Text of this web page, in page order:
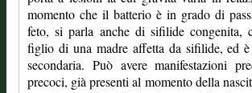
momento che il batterio è in grado di
feto, si parla anche di sifilide congenita,
figlio di una madre affetta da sifilide, ed
secondaria. Può avere manifestazioni
precoci, già presenti al momento della